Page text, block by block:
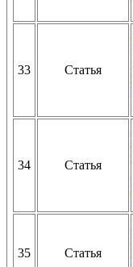
33 Статья
34 Статья
35 Статья